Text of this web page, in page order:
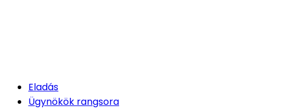
Eladás
Ügynökök rangsora